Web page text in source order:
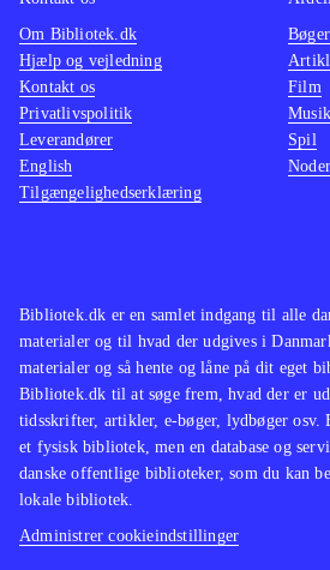
Bibliotek.dk er en samlet indgang til alle
materialer og til hvad der udgives i
materialer og så hente og låne på dit eget
Bibliotek.dk til at søge frem, hvad der er
tidsskrifter, artikler, e-bøger, lydbøger osv.
et fysisk bibliotek, men en database og
danske offentlige biblioteker, som du kan
lokale bibliotek.
Administrer cookieindstillinger
Om Bibliotek.dk
Hjælp og vejledning
Kontakt os
Privatlivspolitik
Leverandører
English
Tilgængelighedserklæring
Bøger
Film
Musik
Spil
Noder